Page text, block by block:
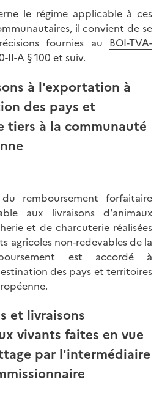
le régime applicable à ces
il convient de se
fournies au BOI-TVA-
-II-A § 100 et suiv.
à l'exportation à
des pays et
tiers à la communauté
remboursement forfaitaire
aux livraisons d'animaux
et de charcuterie réalisées
agricoles non-redevables de la
est accordé à
des pays et territoires
et livraisons
vivants faites en vue
par l'intermédiaire